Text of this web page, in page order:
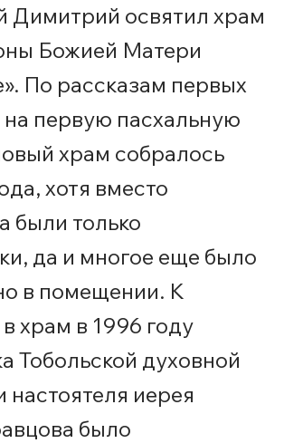
Димитрий освятил храм
Божией Матери
По рассказам первых
первую пасхальную
храм собралось
хотя вместо
были только
да и многое еще было
в помещении. К
храм в 1996 году
Тобольской духовной
иерея
было